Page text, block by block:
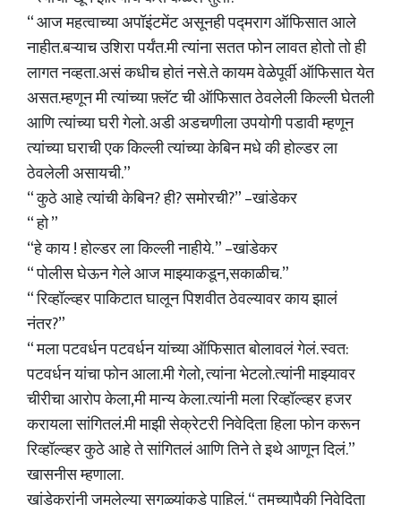
“ आज महत्वाच्या अपॉइंटमेंट असूनही पद्मराग ऑफिसात आले
नाहीत.बऱ्याच उशिरा पर्यंत.मी त्यांना सतत फोन लावत होतो तो ही
लागत नव्हता.असं कधीच होतं नसे.ते कायम वेळेपूर्वी ऑफिसात येत
असत.म्हणून मी त्यांच्या फ़्लॅट ची ऑफिसात ठेवलेली किल्ली घेतली
आणि त्यांच्या घरी गेलो. अडी अडचणीला उपयोगी पडावी म्हणून
त्यांच्या घराची एक किल्ली त्यांच्या केबिन मधे की होल्डर ला
ठेवलेली असायची.”
“ कुठे आहे त्यांची केबिन? ही? समोरची?” –खांडेकर
“ हो ”
“हे काय ! होल्डर ला किल्ली नाहीये. ” –खांडेकर
“ पोलीस घेऊन गेले आज माझ्याकडून,सकाळीच.”
“ रिव्हॉल्व्हर पाकिटात घालून पिशवीत ठेवल्यावर काय झालं
नंतर?”
“ मला पटवर्धन पटवर्धन यांच्या ऑफिसात बोलावलं गेलं. स्वत:
पटवर्धन यांचा फोन आला.मी गेलो, त्यांना भेटलो.त्यांनी माझ्यावर
चीरीचा आरोप केला,मी मान्य केला.त्यांनी मला रिव्हॉल्व्हर हजर
करायला सांगितलं.मी माझी सेक्रेटरी निवेदिता हिला फोन करून
रिव्हॉल्व्हर कुठे आहे ते सांगितलं आणि तिने ते इथे आणून दिलं.”
खासनीस म्हणाला.